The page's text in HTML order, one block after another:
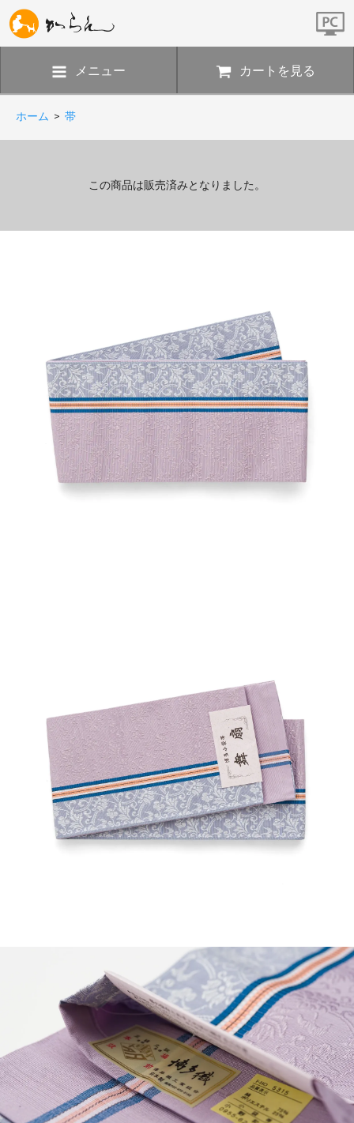
メニュー カートを見る
ホーム > 帯
この商品は販売済みとなりました。